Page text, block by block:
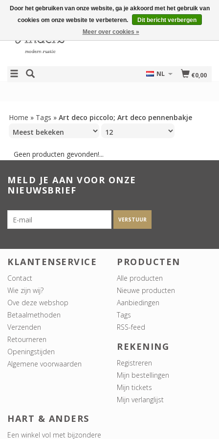
€0,00
NL
Home » Tags » Art deco piccolo; Art deco pennenbakje
Geen producten gevonden!...
MELD JE AAN VOOR ONZE
NIEUWSBRIEF
VERSTUUR
KLANTENSERVICE
Contact
Wie zijn wij?
Ove deze webshop
Betaalmethoden
Verzenden
Retourneren
Openingstijden
Algemene voorwaarden
PRODUCTEN
Alle producten
Nieuwe producten
Aanbiedingen
Tags
RSS-feed
REKENING
Registreren
Mijn bestellingen
Mijn tickets
Mijn verlanglijst
HART & ANDERS
Een winkel vol met bijzondere
Door het gebruiken van onze website, ga je akkoord met het gebruik van
cookies om onze website te verbeteren.
Dit bericht verbergen
Meer over cookies »